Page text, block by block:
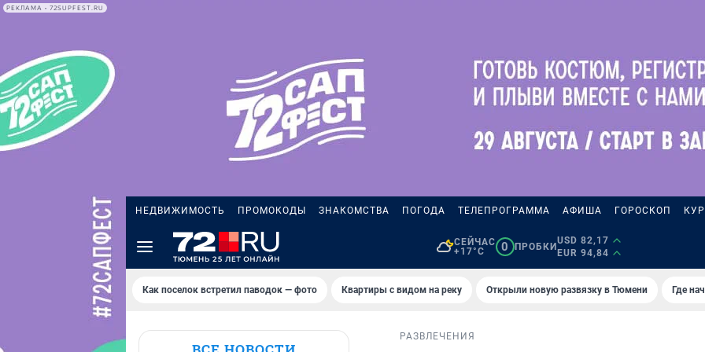
РЕКЛАМА • 72SUPFEST.RU
НЕДВИЖИМОСТЬ ПРОМОКОДЫ ЗНАКОМСТВА ПОГОДА ТЕЛЕПРОГРАММА АФИША ГОРОСКОП
СЕЙЧАС
+17°C
0 ПРОБКИ
USD 82,17
EUR 94,84
Как поселок встретил паводок — фото Квартиры с видом на реку Открыли новую развязку в Тюмени Где
РАЗВЛЕЧЕНИЯ